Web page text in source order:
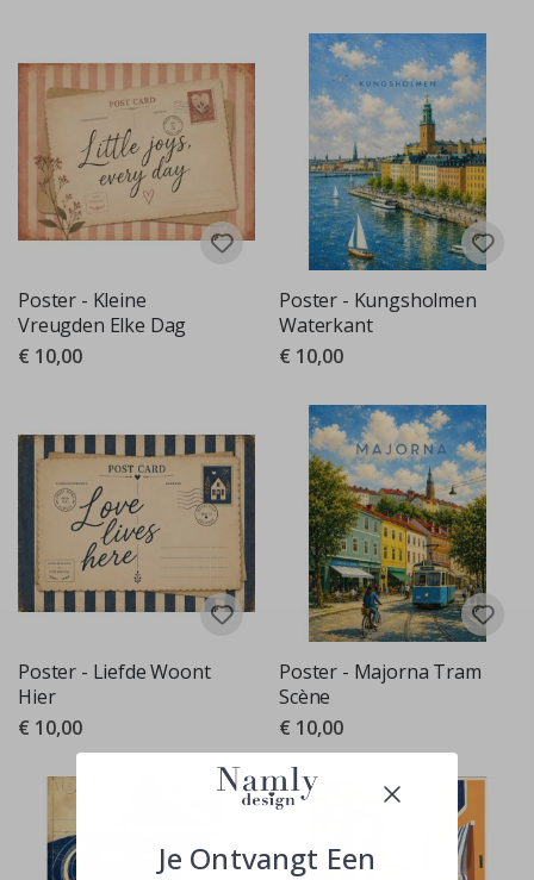
Poster - Kleine
Vreugden Elke Dag
€ 10,00
Poster - Kungsholmen
Waterkant
€ 10,00
Poster - Liefde Woont
Hier
€ 10,00
Poster - Majorna Tram
Scène
€ 10,00
Je Ontvangt Een